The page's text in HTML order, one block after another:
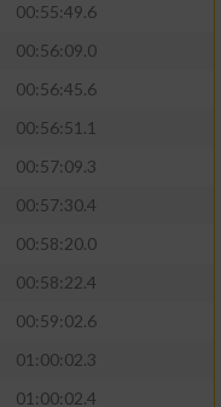
00:55:49.6
00:56:09.0
00:56:45.6
00:56:51.1
00:57:09.3
00:57:30.4
00:58:20.0
00:58:22.4
00:59:02.6
01:00:02.3
01:00:02.4